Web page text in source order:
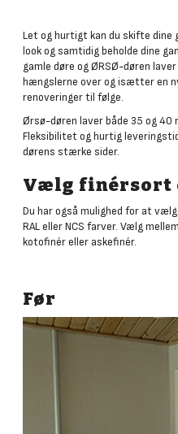
Let og hurtigt kan du skifte dine
look og samtidig beholde dine
gamle døre og ØRSØ-døren
hængslerne over og isætter en
renoveringer til følge.
Ørsø-døren laver både 35 og 40
Fleksibilitet og hurtig
dørens stærke sider.
Vælg finérsort
Du har også mulighed for at
RAL eller NCS farver. Vælg
kotofinér eller askefinér.
Før